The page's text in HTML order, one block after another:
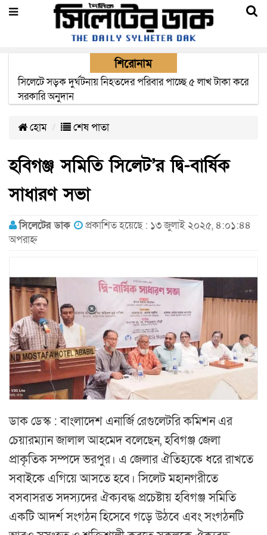
শিরোনাম
সুনামগঞ্জের টাঙ্গুয়ার হাওরে পানিতে ডুবে পর্যটকের মৃত্যু
হোম শেষ পাতা
হবিগঞ্জ সমিতি সিলেট’র দ্বি-বার্ষিক
সাধারণ সভা
সিলেটের ডাক
প্রকাশিত হয়েছে : ১৩ জুলাই ২০২৫, ৪:০১:৪৪
অপরাহ্ন
ডাক ডেস্ক : বাংলাদেশ এনার্জি রেগুলেটরি কমিশন এর
চেয়ারম্যান জালাল আহমেদ বলেছেন, হবিগঞ্জ জেলা
প্রাকৃতিক সম্পদে ভরপুর। এ জেলার ঐতিহ্যকে ধরে রাখতে
সবাইকে এগিয়ে আসতে হবে। সিলেট মহানগরীতে
বসবাসরত সদস্যদের ঐক্যবদ্ধ প্রচেষ্টায় হবিগঞ্জ সমিতি
একটি আদর্শ সংগঠন হিসেবে গড়ে উঠবে এবং সংগঠনটি